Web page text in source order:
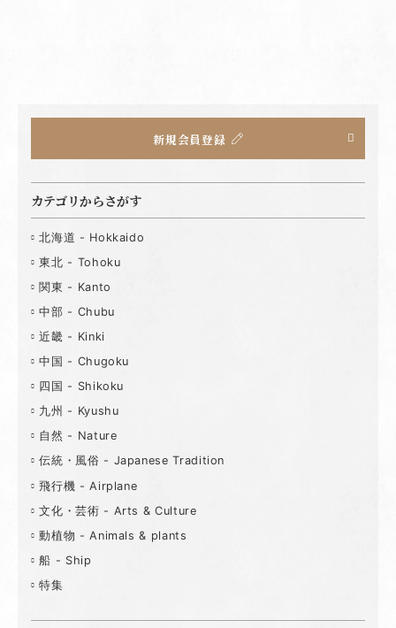
新規会員登録
カテゴリからさがす
北海道 - Hokkaido
東北 - Tohoku
関東 - Kanto
中部 - Chubu
近畿 - Kinki
中国 - Chugoku
四国 - Shikoku
九州 - Kyushu
自然 - Nature
伝統・風俗 - Japanese Tradition
飛行機 - Airplane
文化・芸術 - Arts & Culture
動植物 - Animals & plants
船 - Ship
特集